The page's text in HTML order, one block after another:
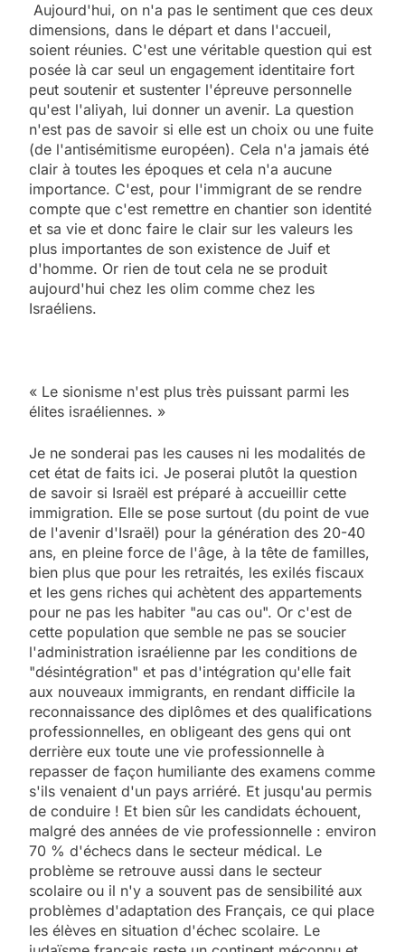
Aujourd'hui, on n'a pas le sentiment que ces deux
dimensions, dans le départ et dans l'accueil,
soient réunies. C'est une véritable question qui est
posée là car seul un engagement identitaire fort
peut soutenir et sustenter l'épreuve personnelle
qu'est l'aliyah, lui donner un avenir. La question
n'est pas de savoir si elle est un choix ou une fuite
(de l'antisémitisme européen). Cela n'a jamais été
clair à toutes les époques et cela n'a aucune
importance. C'est, pour l'immigrant de se rendre
compte que c'est remettre en chantier son identité
et sa vie et donc faire le clair sur les valeurs les
plus importantes de son existence de Juif et
d'homme. Or rien de tout cela ne se produit
aujourd'hui chez les olim comme chez les
Israéliens.
« Le sionisme n'est plus très puissant parmi les
élites israéliennes. »
Je ne sonderai pas les causes ni les modalités de
cet état de faits ici. Je poserai plutôt la question
de savoir si Israël est préparé à accueillir cette
immigration. Elle se pose surtout (du point de vue
de l'avenir d'Israël) pour la génération des 20-40
ans, en pleine force de l'âge, à la tête de familles,
bien plus que pour les retraités, les exilés fiscaux
et les gens riches qui achètent des appartements
pour ne pas les habiter "au cas ou". Or c'est de
cette population que semble ne pas se soucier
l'administration israélienne par les conditions de
"désintégration" et pas d'intégration qu'elle fait
aux nouveaux immigrants, en rendant difficile la
reconnaissance des diplômes et des qualifications
professionnelles, en obligeant des gens qui ont
derrière eux toute une vie professionnelle à
repasser de façon humiliante des examens comme
s'ils venaient d'un pays arriéré. Et jusqu'au permis
de conduire ! Et bien sûr les candidats échouent,
malgré des années de vie professionnelle : environ
70 % d'échecs dans le secteur médical. Le
problème se retrouve aussi dans le secteur
scolaire ou il n'y a souvent pas de sensibilité aux
problèmes d'adaptation des Français, ce qui place
les élèves en situation d'échec scolaire. Le